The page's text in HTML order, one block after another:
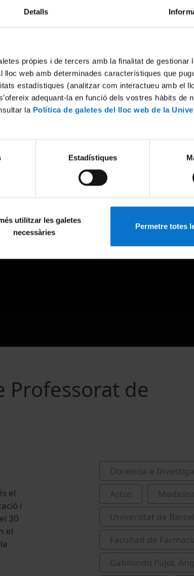
Detalls
pròpies i de tercers amb la finalitat de gestionar
web amb determinades característiques que
estadístiques (analitzar com interactueu amb el
adequant-la en funció dels vostres hàbits de
la Política de galetes del lloc web de la
Estadístiques
utilitzar les galetes
necessàries
Permetre totes
Professorat de
el
i
30
el
Docencia e
Actos
Universitat de
Facultad de
Gabilondo Pujol,